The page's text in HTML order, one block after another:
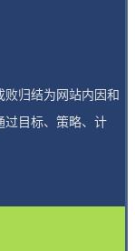
归结为网站内因和
过目标、策略、计